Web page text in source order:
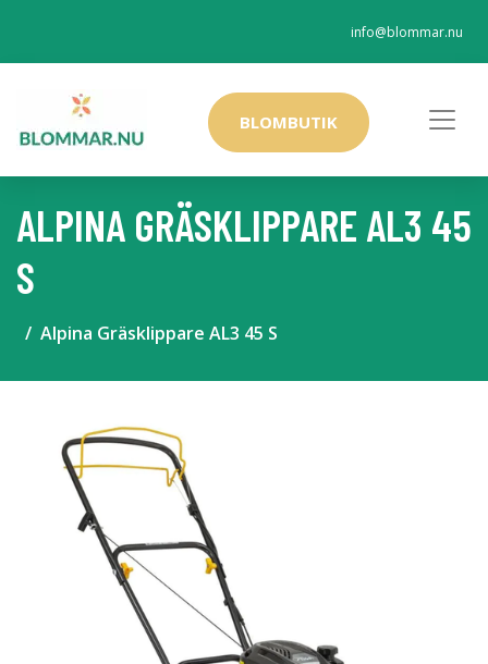
info@blommar.nu
BLOMBUTIK
ALPINA GRÄSKLIPPARE AL3 45
S
Alpina Gräsklippare AL3 45 S